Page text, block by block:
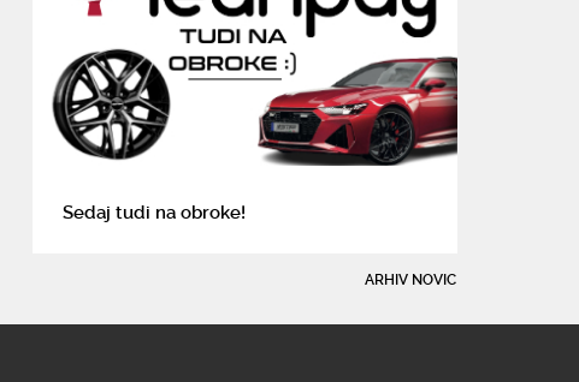
Sedaj tudi na obroke!
ARHIV NOVIC